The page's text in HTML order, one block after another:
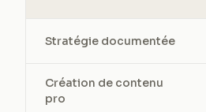
Stratégie documentée
Création de contenu
pro